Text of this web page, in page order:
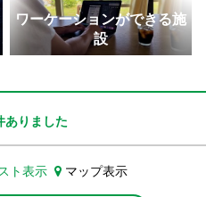
一長いことで知られる商店街。
のモダニズム建築20選」に選ばれ
筒屋敷）
甘みの和三盆糖で可愛らしい型抜
白と黒の縞模様ができた地質の名
林公園
クな水景を再現した四国最大級の
ては日本最大級で6月にはゆる抜き
ムズにも取り上げられた桜の名所
古城を思わせるアーチダム
かせない新鮮な伊吹いりこは出汁
ブ畑に囲まれた見どころ満載の
備讃諸島の石の島の物語」の構成
子渓
ワーケーションができる施
設
ありました
ト表示 マップ表示